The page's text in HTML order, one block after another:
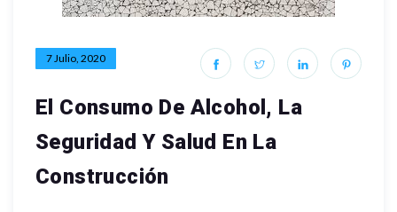
7 Julio, 2020
El Consumo De Alcohol, La
Seguridad Y Salud En La
Construcción